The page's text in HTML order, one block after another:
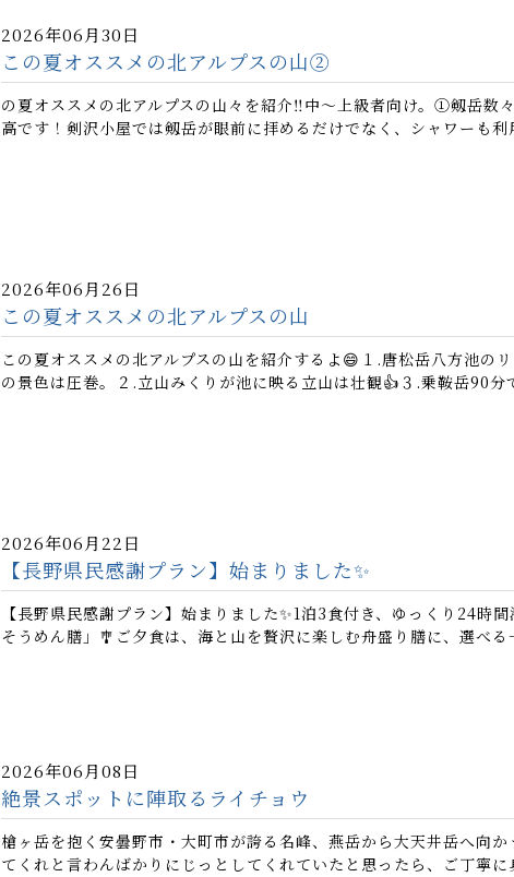
2026年06月30日
この夏オススメの北アルプスの山②
の夏オススメの北アルプスの山々を紹介‼️中〜上級者向け。①剱岳
高です！剣沢小屋では剱岳が眼前に拝めるだけでなく、シャワーも
2026年06月26日
この夏オススメの北アルプスの山
この夏オススメの北アルプスの山を紹介するよ😄１.唐松岳八方池の
の景色は圧巻。２.立山みくりが池に映る立山は壮観👍３.乗鞍岳90
2026年06月22日
【長野県民感謝プラン】始まりました✨
【長野県民感謝プラン】始まりました✨1泊3食付き、ゆっくり24
そうめん膳」🎐ご夕食は、海と山を贅沢に楽しむ舟盛り膳に、選べ
2026年06月08日
絶景スポットに陣取るライチョウ
槍ヶ岳を抱く安曇野市・大町市が誇る名峰、燕岳から大天井岳へ向
てくれと言わんばかりにじっとしてくれていたと思ったら、ご丁寧